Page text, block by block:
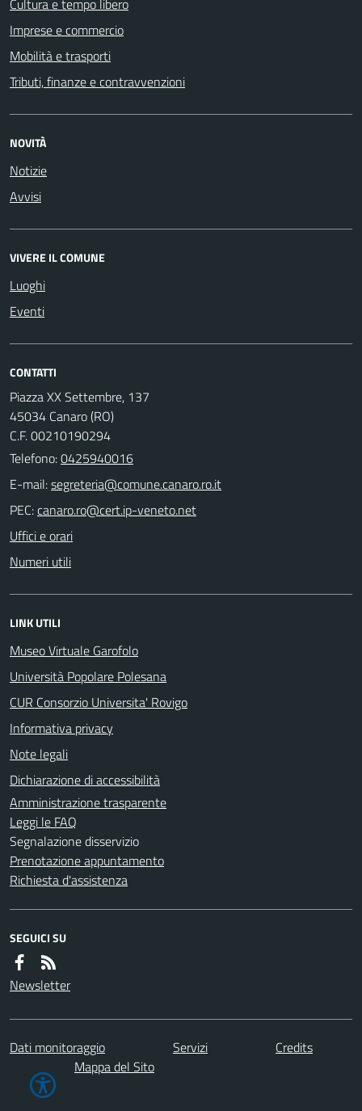
Imprese e commercio
Mobilità e trasporti
Tributi, finanze e contravvenzioni
NOVITÀ
Notizie
Avvisi
VIVERE IL COMUNE
Luoghi
Eventi
CONTATTI
Piazza XX Settembre, 137
45034 Canaro (RO)
C.F. 00210190294
Telefono:0425940016
E-mail:
PEC:
Uffici e orari
Numeri utili
LINK UTILI
Museo Virtuale Garofolo
Università Popolare Polesana
CUR Consorzio Universita' Rovigo
Informativa privacy
Note legali
Dichiarazione di accessibilità
Amministrazione trasparente
Leggi le FAQ
Segnalazione disservizio
Prenotazione appuntamento
Richiesta d'assistenza
SEGUICI SU
Newsletter
Dati monitoraggio Servizi
Credits
Mappa del Sito